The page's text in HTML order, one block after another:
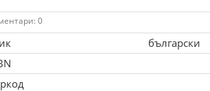
0
български